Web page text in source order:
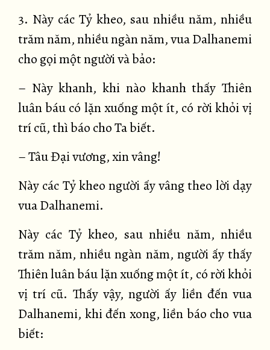
3. Này các Tỷ kheo, sau nhiều năm, nhiều
trăm năm, nhiều ngàn năm, vua Dalhanemi
cho gọi một người và bảo:
– Này khanh, khi nào khanh thấy Thiên
luân báu có lặn xuống một ít, có rời khỏi vị
trí cũ, thì báo cho Ta biết.
– Tâu Đại vương, xin vâng!
Này các Tỷ kheo người ấy vâng theo lời dạy
vua Dalhanemi.
Này các Tỷ kheo, sau nhiều năm, nhiều
trăm năm, nhiều ngàn năm, người ấy thấy
Thiên luân báu lặn xuống một ít, có rời khỏi
vị trí cũ. Thấy vậy, người ấy liền đến vua
Dalhanemi, khi đến xong, liền báo cho vua
biết: